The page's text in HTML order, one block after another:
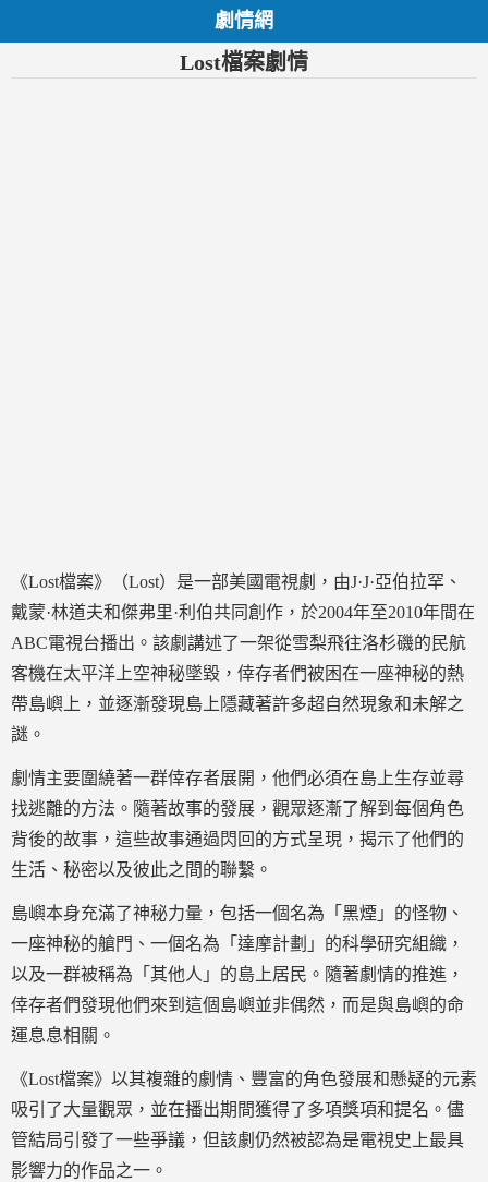
劇情網
Lost檔案劇情
《Lost檔案》（Lost）是一部美國電視劇，由J·J·亞伯拉罕、
戴蒙·林道夫和傑弗里·利伯共同創作，於2004年至2010年間在
ABC電視台播出。該劇講述了一架從雪梨飛往洛杉磯的民航
客機在太平洋上空神秘墜毀，倖存者們被困在一座神秘的熱
帶島嶼上，並逐漸發現島上隱藏著許多超自然現象和未解之
謎。
劇情主要圍繞著一群倖存者展開，他們必須在島上生存並尋
找逃離的方法。隨著故事的發展，觀眾逐漸了解到每個角色
背後的故事，這些故事通過閃回的方式呈現，揭示了他們的
生活、秘密以及彼此之間的聯繫。
島嶼本身充滿了神秘力量，包括一個名為「黑煙」的怪物、
一座神秘的艙門、一個名為「達摩計劃」的科學研究組織，
以及一群被稱為「其他人」的島上居民。隨著劇情的推進，
倖存者們發現他們來到這個島嶼並非偶然，而是與島嶼的命
運息息相關。
《Lost檔案》以其複雜的劇情、豐富的角色發展和懸疑的元素
吸引了大量觀眾，並在播出期間獲得了多項獎項和提名。儘
管結局引發了一些爭議，但該劇仍然被認為是電視史上最具
影響力的作品之一。